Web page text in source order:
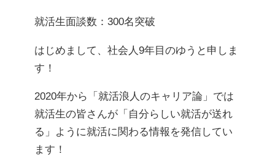
就活生面談数：300名突破
はじめまして、社会人9年目のゆうと申しま
す！
2020年から「就活浪人のキャリア論」では
就活生の皆さんが「自分らしい就活が送れ
る」ように就活に関わる情報を発信してい
ます！